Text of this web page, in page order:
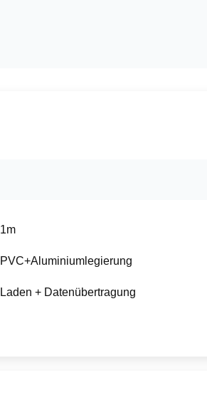
1m
PVC+Aluminiumlegierung
Laden + Datenübertragung